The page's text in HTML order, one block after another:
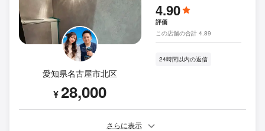
愛知県名古屋市北区
¥28,000
4.90
評価
この店舗の合計 4.89
24時間以内の返信
さらに表示